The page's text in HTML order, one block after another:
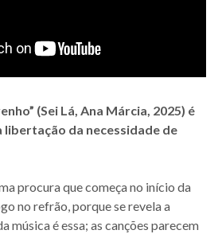
(Sei Lá, Ana Márcia, 2025) é
libertação da necessidade de
procura que começa no início da
no refrão, porque se revela a
música é essa; as canções parecem